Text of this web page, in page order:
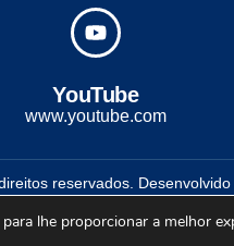
YouTube
www.youtube.com
reservados.
lhe proporcionar a melhor